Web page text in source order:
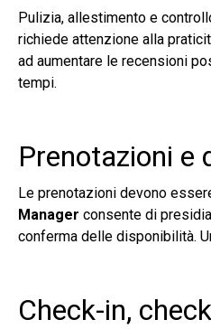
Pulizia, allestimento e
richiede attenzione alla
ad aumentare le recensioni
tempi.
Prenotazioni e
Le prenotazioni devono
Manager consente di
conferma delle disponibilità.
Check-in,